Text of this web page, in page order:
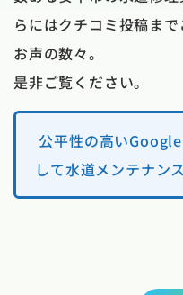
らにはクチコミ投稿ま
お声の数々。
是非ご覧ください。
公平性の高い
して水道メンテナン